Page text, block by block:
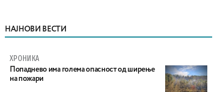
НАЈНОВИ ВЕСТИ
ХРОНИКА
Попаднево има голема опасност од ширење
на пожари